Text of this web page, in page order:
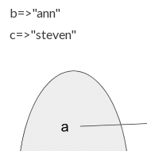
b=>"ann"
c=>"steven"